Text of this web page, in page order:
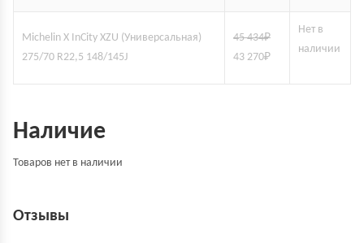
Michelin X InCity XZU (Универсальная)
275/70 R22,5 148/145J
45 434₽
43 270₽
Нет в
наличии
Наличие
Товаров нет в наличии
Отзывы